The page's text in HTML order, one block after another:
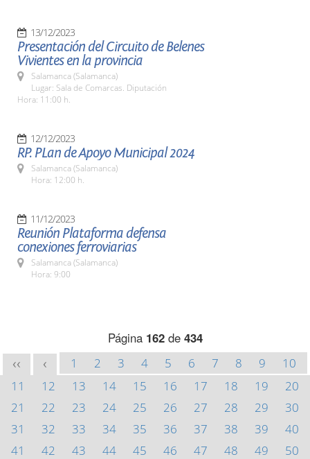
13/12/2023
Presentación del Circuito de Belenes
Vivientes en la provincia
Salamanca (Salamanca)
Lugar: Sala de Comarcas. Diputación
Hora: 11:00 h.
12/12/2023
RP. PLan de Apoyo Municipal 2024
Salamanca (Salamanca)
Hora: 12:00 h.
11/12/2023
Reunión Plataforma defensa
conexiones ferroviarias
Salamanca (Salamanca)
Hora: 9:00
Página 162de 434
<< < 1 2 3 4 5 6 7 8 9
10
11
12 13 14 15 16 17 18 19
20
21
22 23 24 25 26 27 28 29
30
31
32 33 34 35 36 37 38 39
40
41
42 43 44 45 46 47 48 49
50